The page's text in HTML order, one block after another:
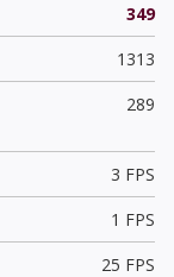
349
1313
289
3 FPS
1 FPS
25 FPS